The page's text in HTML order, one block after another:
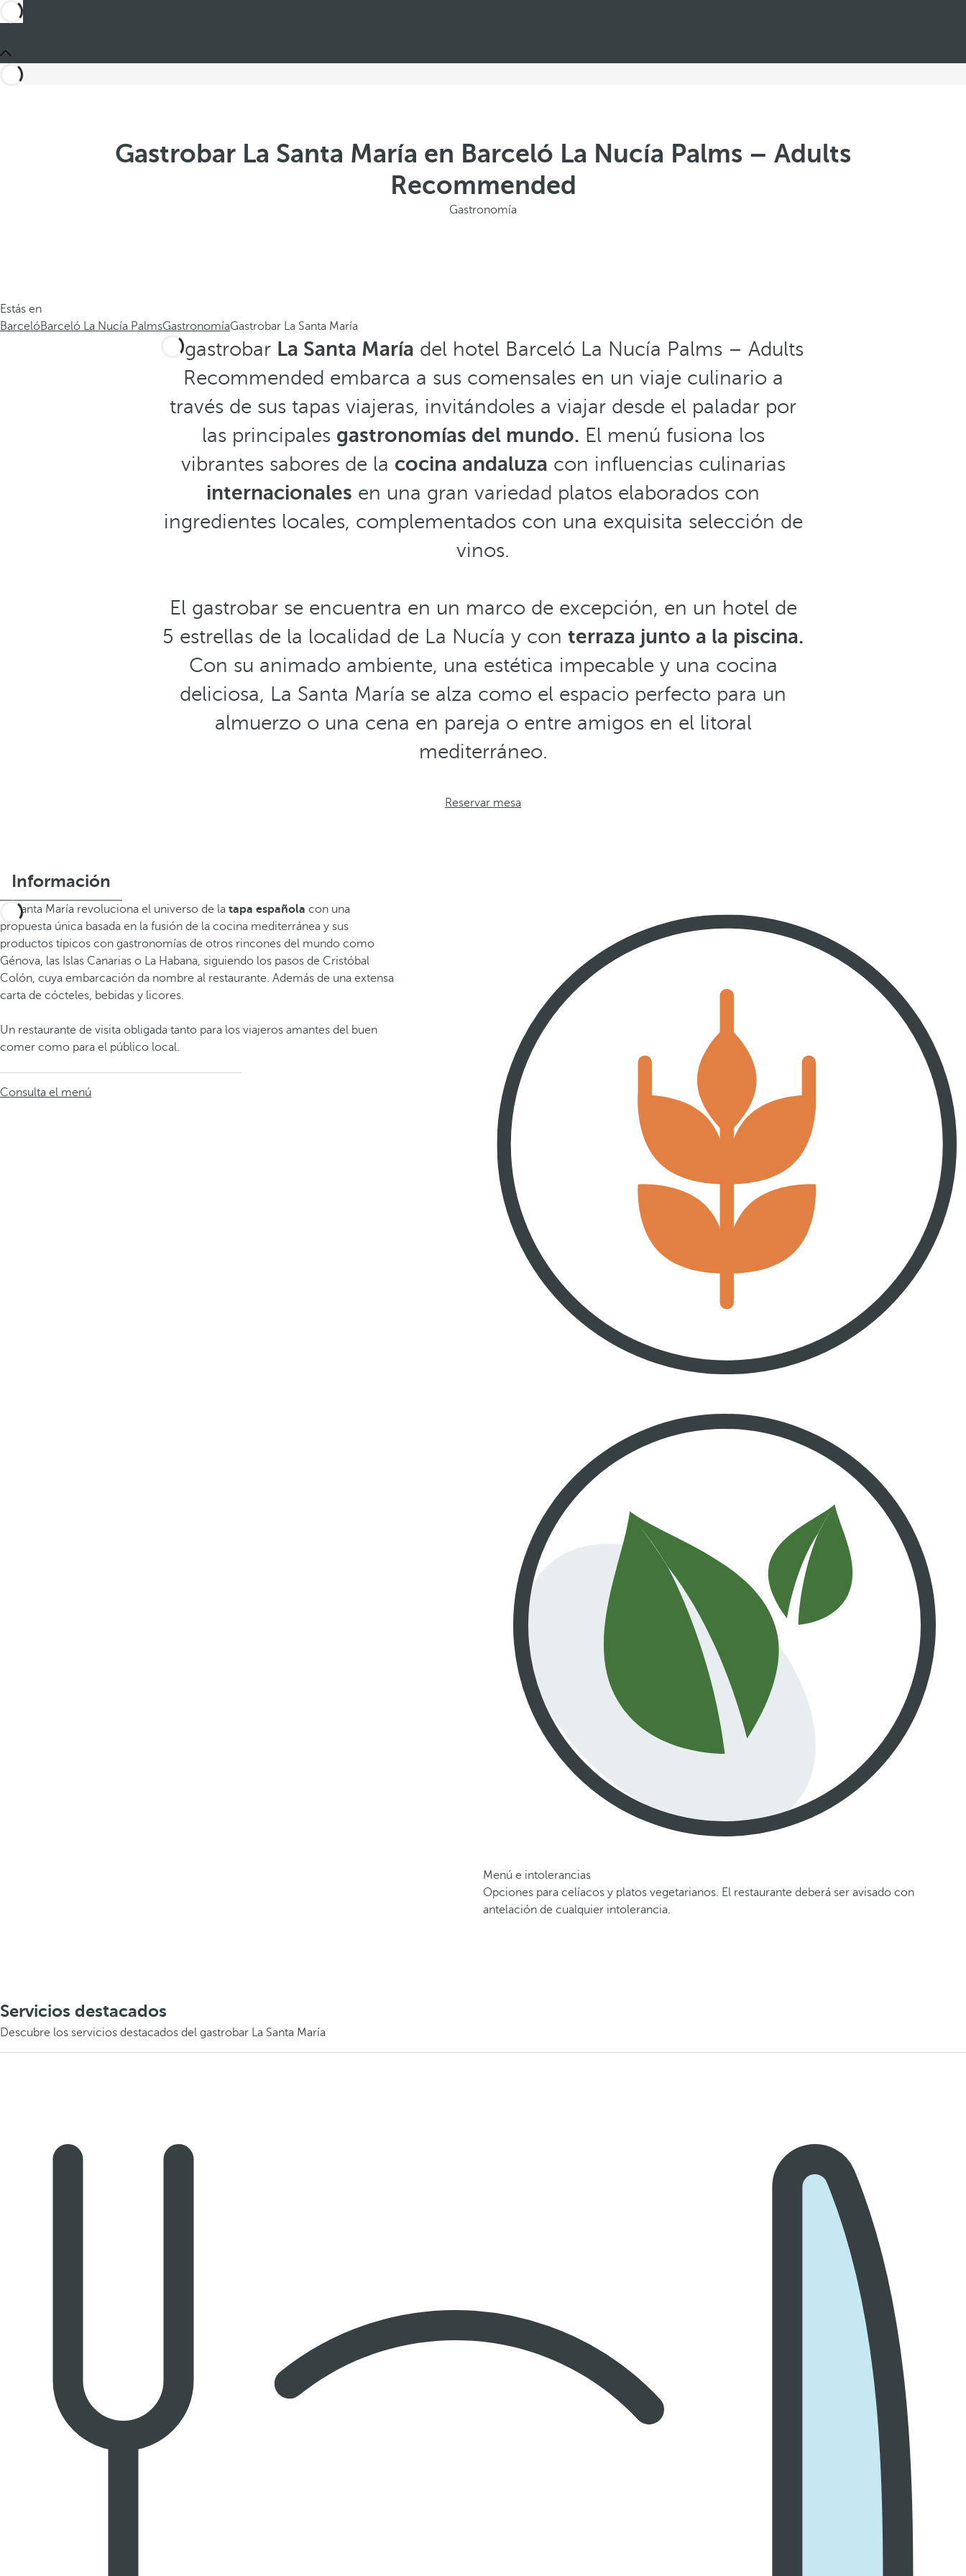
Gastrobar La Santa María en Barceló La Nucía Palms – Adults
Recommended
Gastronomía
Estás en
BarcelóBarceló La Nucía PalmsGastronomíaGastrobar La Santa María
El gastrobar La Santa María del hotel Barceló La Nucía Palms – Adults
Recommended embarca a sus comensales en un viaje culinario a
través de sus tapas viajeras, invitándoles a viajar desde el paladar por
las principales gastronomías del mundo. El menú fusiona los
vibrantes sabores de la cocina andaluza con influencias culinarias
internacionales en una gran variedad platos elaborados con
ingredientes locales, complementados con una exquisita selección de
vinos.
El gastrobar se encuentra en un marco de excepción, en un hotel de
5 estrellas de la localidad de La Nucía y con terraza junto a la piscina.
Con su animado ambiente, una estética impecable y una cocina
deliciosa, La Santa María se alza como el espacio perfecto para un
almuerzo o una cena en pareja o entre amigos en el litoral
mediterráneo.
Reservar mesa
Información
La Santa María revoluciona el universo de la tapa española con una
propuesta única basada en la fusión de la cocina mediterránea y sus
productos típicos con gastronomías de otros rincones del mundo como
Génova, las Islas Canarias o La Habana, siguiendo los pasos de Cristóbal
Colón, cuya embarcación da nombre al restaurante. Además de una extensa
carta de cócteles, bebidas y licores.
Un restaurante de visita obligada tanto para los viajeros amantes del buen
comer como para el público local.
Consulta el menú
Menú e intolerancias
Opciones para celíacos y platos vegetarianos. El restaurante deberá ser avisado con
antelación de cualquier intolerancia.
Servicios destacados
Descubre los servicios destacados del gastrobar La Santa María